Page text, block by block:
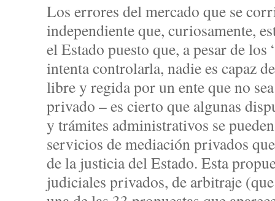
Los errores del mercado que se
independiente que, curiosamente,
el Estado puesto que, a pesar de los
intenta controlarla, nadie es capaz
libre y regida por un ente que no
privado – es cierto que algunas
y trámites administrativos se
servicios de mediación privados
de la justicia del Estado. Esta
judiciales privados, de arbitraje